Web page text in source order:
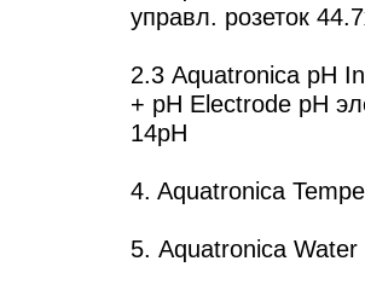
управл. розеток
2.3 Aquatronica pH
+ рН Electrode рН
14pH
4. Aquatronica
5. Aquatronica